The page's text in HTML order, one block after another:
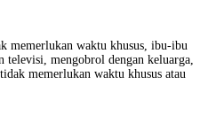
memerlukan waktu khusus, ibu-ibu
televisi, mengobrol dengan keluarga,
memerlukan waktu khusus atau